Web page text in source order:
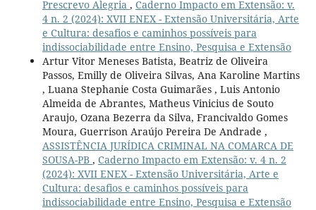
Prescrevo Alegria , Caderno Impacto em Extensão: v.
4 n. 2 (2024): XVII ENEX - Extensão Universitária, Arte
e Cultura: desafios e caminhos possíveis para
indissociabilidade entre Ensino, Pesquisa e Extensão
Artur Vitor Meneses Batista, Beatriz de Oliveira
Passos, Emilly de Oliveira Silvas, Ana Karoline Martins
, Luana Stephanie Costa Guimarães , Luis Antonio
Almeida de Abrantes, Matheus Vinicius de Souto
Araujo, Ozana Bezerra da Silva, Francivaldo Gomes
Moura, Guerrison Araújo Pereira De Andrade ,
ASSISTÊNCIA JURÍDICA CRIMINAL NA COMARCA DE
SOUSA-PB , Caderno Impacto em Extensão: v. 4 n. 2
(2024): XVII ENEX - Extensão Universitária, Arte e
Cultura: desafios e caminhos possíveis para
indissociabilidade entre Ensino, Pesquisa e Extensão